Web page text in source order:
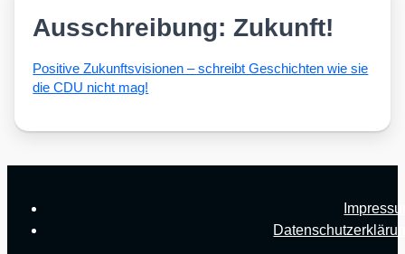
Ausschreibung: Zukunft!
Posi­ti­ve Zukunfts­vi­sio­nen – schreibt Geschich­ten wie sie
die CDU nicht mag!